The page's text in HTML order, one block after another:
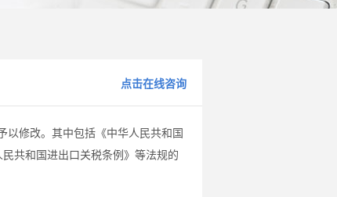
点击在线咨询
以修改。其中包括《中华人民共和国
共和国进出口关税条例》等法规的